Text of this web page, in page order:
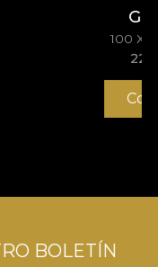
100 X
BOLETÍN